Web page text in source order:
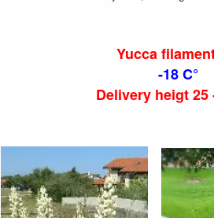
Yucca
-18 C°
Delivery heigt 25